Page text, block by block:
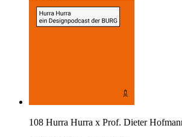
108 Hurra Hurra x Prof. Dieter